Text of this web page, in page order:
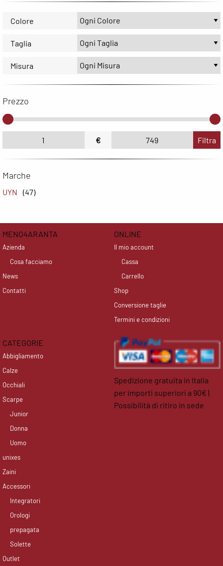
Colore
Taglia
Misura
Prezzo
€ Filtra
Marche
UYN (47)
MENO4ARANTA
Azienda
Cosa facciamo
News
Contatti
ONLINE
Il mio account
Cassa
Carrello
Shop
Conversione taglie
Termini e condizioni
CATEGORIE
Abbigliamento
Calze
Occhiali
Scarpe
Junior
Donna
Uomo
unixes
Zaini
Accessori
Integratori
Orologi
prepagata
Solette
Outlet
Spedizione gratuita in Italia
per importi superiori a 90€ |
Possibilità di ritiro in sede